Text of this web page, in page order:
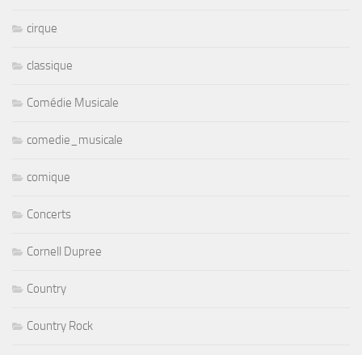
cirque
classique
Comédie Musicale
comedie_musicale
comique
Concerts
Cornell Dupree
Country
Country Rock